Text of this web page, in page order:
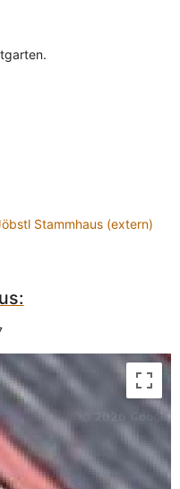
Stammhaus (extern)